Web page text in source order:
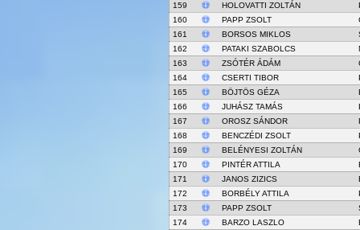
159
HOLOVATTI ZOLTÁN
160
PAPP ZSOLT
161
BORSOS MIKLOS
162
PATAKI SZABOLCS
163
ZSÓTÉR ÁDÁM
164
CSERTI TIBOR
165
BÖJTÖS GÉZA
166
JUHÁSZ TAMÁS
167
OROSZ SÁNDOR
168
BENCZÉDI ZSOLT
169
BELÉNYESI ZOLTÁN
170
PINTÉR ATTILA
171
JANOS ZIZICS
172
BORBÉLY ATTILA
173
PAPP ZSOLT
174
BARZO LASZLO